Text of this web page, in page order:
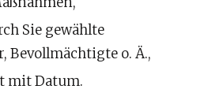
Sie gewählte
Bevollmächtigte o. Ä.,
mit Datum.